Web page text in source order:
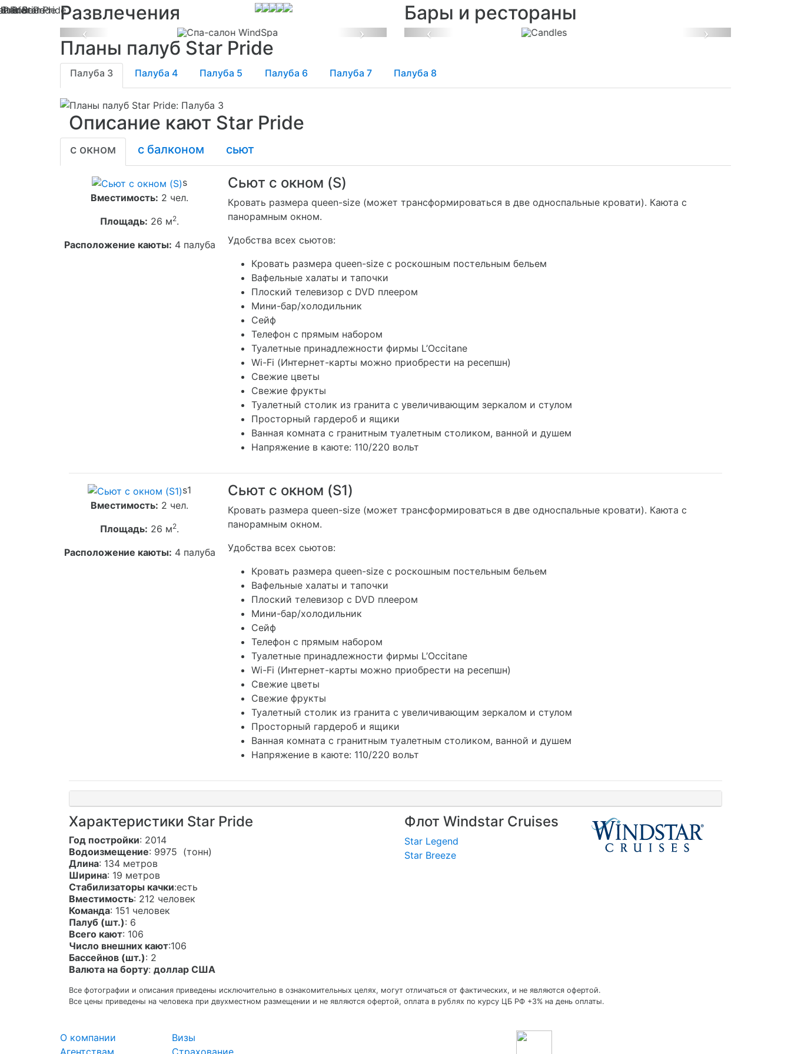
Развлечения
Previous Next
Бары и рестораны
Previous Next
Планы палуб Star Pride
Палуба 3 Палуба 4 Палуба 5 Палуба 6 Палуба 7 Палуба 8
Описание кают Star Pride
с окном с балконом сьют
s
Вместимость: 2 чел.
Площадь: 26 м2.
Расположение каюты: 4 палуба
Сьют с окном (S)
Кровать размера queen-size (может трансформироваться в две односпальные кровати). Каюта с
панорамным окном.
Удобства всех сьютов:
Кровать размера queen-size с роскошным постельным бельем
Вафельные халаты и тапочки
Плоский телевизор с DVD плеером
Мини-бар/холодильник
Сейф
Телефон с прямым набором
Туалетные принадлежности фирмы L’Occitane
Wi-Fi (Интернет-карты можно приобрести на ресепшн)
Свежие цветы
Свежие фрукты
Туалетный столик из гранита с увеличивающим зеркалом и стулом
Просторный гардероб и ящики
Ванная комната с гранитным туалетным столиком, ванной и душем
Напряжение в каюте: 110/220 вольт
s1
Вместимость: 2 чел.
Площадь: 26 м2.
Расположение каюты: 4 палуба
Сьют с окном (S1)
Кровать размера queen-size (может трансформироваться в две односпальные кровати). Каюта с
панорамным окном.
Удобства всех сьютов:
Кровать размера queen-size с роскошным постельным бельем
Вафельные халаты и тапочки
Плоский телевизор с DVD плеером
Мини-бар/холодильник
Сейф
Телефон с прямым набором
Туалетные принадлежности фирмы L’Occitane
Wi-Fi (Интернет-карты можно приобрести на ресепшн)
Свежие цветы
Свежие фрукты
Туалетный столик из гранита с увеличивающим зеркалом и стулом
Просторный гардероб и ящики
Ванная комната с гранитным туалетным столиком, ванной и душем
Напряжение в каюте: 110/220 вольт
Характеристики Star Pride
Год постройки: 2014
Водоизмещение: 9975 (тонн)
Длина: 134 метров
Ширина: 19 метров
Стабилизаторы качки:есть
Вместимость: 212 человек
Команда: 151 человек
Палуб (шт.): 6
Всего кают: 106
Число внешних кают:106
Бассейнов (шт.): 2
Валюта на борту: доллар США
Флот Windstar Cruises
Star Legend
Star Breeze
Все фотографии и описания приведены исключительно в ознакомительных целях, могут отличаться от фактических, и не являются офертой.
Все цены приведены на человека при двухместном размещении и не являются офертой, оплата в рублях по курсу ЦБ РФ +3% на день оплаты.
О компании
Визы